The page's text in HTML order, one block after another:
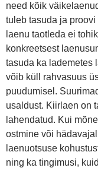
need kõik
tuleb tasuda ja
laenu taotleda ei
konkreetsest
tasuda ka lademetes
võib küll rahvasuus
puudumisel.
usaldust. Kiirlaen on
lahendatud. Kui
ostmine või
laenuotsuse
ning ka tingimusi,